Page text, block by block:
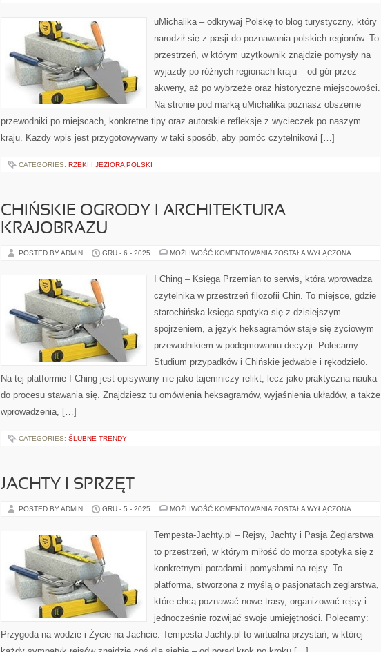
SZTUKA
LUDOWA
uMichalika – odkrywaj Polskę to blog turystyczny, który
narodził się z pasji do poznawania polskich regionów. To
przestrzeń, w którym użytkownik znajdzie pomysły na
wyjazdy po różnych regionach kraju – od gór przez
akweny, aż po wybrzeże oraz historyczne miejscowości.
Na stronie pod marką uMichalika poznasz obszerne
przewodniki po miejscach, konkretne tipy oraz autorskie refleksje z wycieczek po naszym
kraju. Każdy wpis jest przygotowywany w taki sposób, aby pomóc czytelnikowi […]
CATEGORIES: RZEKI I JEZIORA POLSKI
CHIŃSKIE OGRODY I ARCHITEKTURA
KRAJOBRAZU
POSTED BY ADMIN GRU - 6 - 2025 MOŻLIWOŚĆ KOMENTOWANIA CHIŃSKIE
ARCHITEKTURA
KRAJOBRAZU
ZOSTAŁA WYŁĄCZONA
I Ching – Księga Przemian to serwis, która wprowadza
czytelnika w przestrzeń filozofii Chin. To miejsce, gdzie
starochińska księga spotyka się z dzisiejszym
spojrzeniem, a język heksagramów staje się życiowym
przewodnikiem w podejmowaniu decyzji. Polecamy
Studium przypadków i Chińskie jedwabie i rękodzieło.
Na tej platformie I Ching jest opisywany nie jako tajemniczy relikt, lecz jako praktyczna nauka
do procesu stawania się. Znajdziesz tu omówienia heksagramów, wyjaśnienia układów, a także
wprowadzenia, […]
CATEGORIES: ŚLUBNE TRENDY
JACHTY I SPRZĘT
POSTED BY ADMIN GRU - 5 - 2025 MOŻLIWOŚĆ KOMENTOWANIA JACHTY
ZOSTAŁA WYŁĄCZONA
Tempesta-Jachty.pl – Rejsy, Jachty i Pasja Żeglarstwa
to przestrzeń, w którym miłość do morza spotyka się z
konkretnymi poradami i pomysłami na rejsy. To
platforma, stworzona z myślą o pasjonatach żeglarstwa,
które chcą poznawać nowe trasy, organizować rejsy i
jednocześnie rozwijać swoje umiejętności. Polecamy:
Przygoda na wodzie i Życie na Jachcie. Tempesta-Jachty.pl to wirtualna przystań, w której